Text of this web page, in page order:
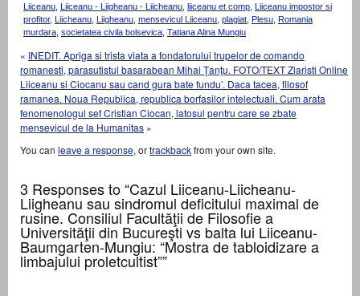
Liiceanu, Liiceanu - Liigheanu - Liicheanu, liiceanu et comp, Liiceanu impostor si
profitor, Liicheanu, Liigheanu, mensevicul Liiceanu, plagiat, Plesu, Romania
murdara, societatea civila bolsevica, Tatiana Alina Mungiu
« INEDIT. Apriga si trista viata a fondatorului trupelor de comando
romanesti, parasutistul basarabean Mihai Ţanţu. FOTO/TEXT Ziaristi Online
Liiceanu si Ciocanu sau cand gura bate fundu’. Daca tacea, filosof
ramanea. Noua Republica, republica borfasilor intelectuali. Cum arata
fenomenologul sef Cristian Ciocan, latosul pentru care se zbate
mensevicul de la Humanitas »
You can leave a response, ortrackbackfrom your own site.
3 Responses to “Cazul Liiceanu-Liicheanu-
Liigheanu sau sindromul deficitului maximal de
rusine. Consiliul Facultăţii de Filosofie a
Universităţii din Bucureşti vs balta lui Liiceanu-
Baumgarten-Mungiu: “Mostra de tabloidizare a
limbajului proletcultist””